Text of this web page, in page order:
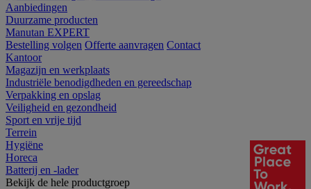
Aanbiedingen
Duurzame producten
Manutan EXPERT
Bestelling volgen Offerte aanvragen Contact
Kantoor
Magazijn en werkplaats
Industriële benodigdheden en gereedschap
Verpakking en opslag
Veiligheid en gezondheid
Sport en vrije tijd
Terrein
Hygiëne
Horeca
Batterij en -lader
Bekijk de hele productgroep